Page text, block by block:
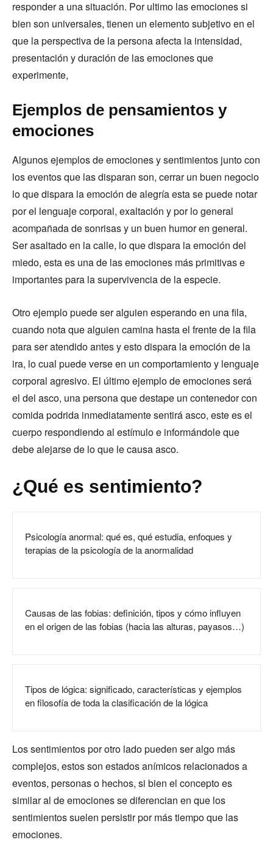
responder a una situación. Por ultimo las emociones si
bien son universales, tienen un elemento subjetivo en el
que la perspectiva de la persona afecta la intensidad,
presentación y duración de las emociones que
experimente,
Ejemplos de pensamientos y
emociones
Algunos ejemplos de emociones y sentimientos junto con
los eventos que las disparan son, cerrar un buen negocio
lo que dispara la emoción de alegría esta se puede notar
por el lenguaje corporal, exaltación y por lo general
acompañada de sonrisas y un buen humor en general.
Ser asaltado en la calle, lo que dispara la emoción del
miedo, esta es una de las emociones más primitivas e
importantes para la supervivencia de la especie.
Otro ejemplo puede ser alguien esperando en una fila,
cuando nota que alguien camina hasta el frente de la fila
para ser atendido antes y esto dispara la emoción de la
ira, lo cual puede verse en un comportamiento y lenguaje
corporal agresivo. El último ejemplo de emociones será
el del asco, una persona que destape un contenedor con
comida podrida inmediatamente sentirá asco, este es el
cuerpo respondiendo al estímulo e informándole que
debe alejarse de lo que le causa asco.
¿Qué es sentimiento?
Psicología anormal: qué es, qué estudia, enfoques y
terapias de la psicología de la anormalidad
Causas de las fobias: definición, tipos y cómo influyen
en el origen de las fobias (hacia las alturas, payasos…)
Tipos de lógica: significado, características y ejemplos
en filosofía de toda la clasificación de la lógica
Los sentimientos por otro lado pueden ser algo más
complejos, estos son estados anímicos relacionados a
eventos, personas o hechos, si bien el concepto es
similar al de emociones se diferencian en que los
sentimientos suelen persistir por más tiempo que las
emociones.